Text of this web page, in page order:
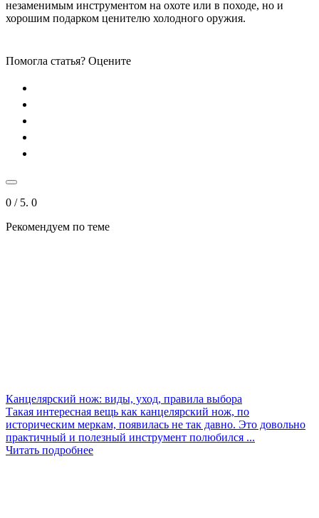
незаменимым инструментом на охоте или в походе, но и
хорошим подарком ценителю холодного оружия.
Помогла статья? Оцените
0 / 5. 0
Рекомендуем по теме
Канцелярский нож: виды, уход, правила выбора
Такая интересная вещь как канцелярский нож, по
историческим меркам, появилась не так давно. Это довольно
практичный и полезный инструмент полюбился ...
Читать подробнее